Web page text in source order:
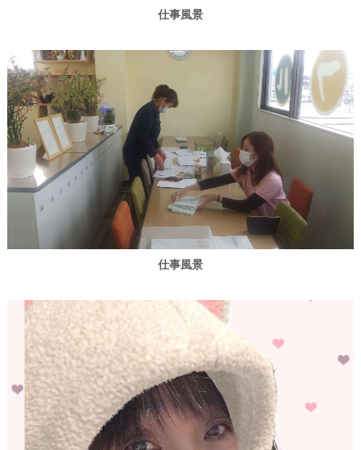
仕事風景
仕事風景